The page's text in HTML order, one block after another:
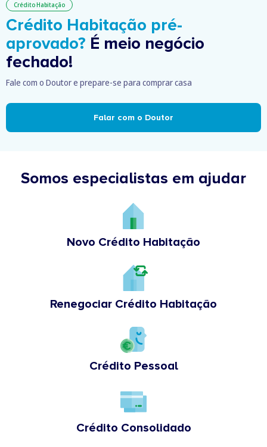
Crédito Habitação
Crédito Habitação pré-
aprovado? É meio negócio
fechado!
Fale com o Doutor e prepare-se para comprar casa
Falar com o Doutor
Somos especialistas em ajudar
Novo Crédito Habitação
Renegociar Crédito Habitação
Crédito Pessoal
Crédito Consolidado